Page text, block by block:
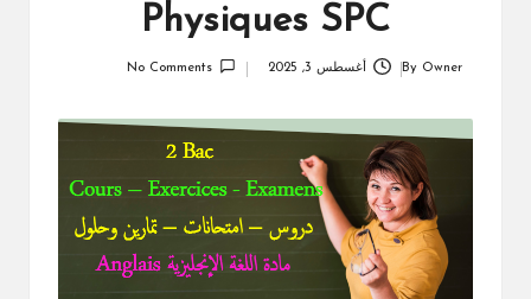
Physiques SPC
By Owner أغسطس 3, 2025 No Comments